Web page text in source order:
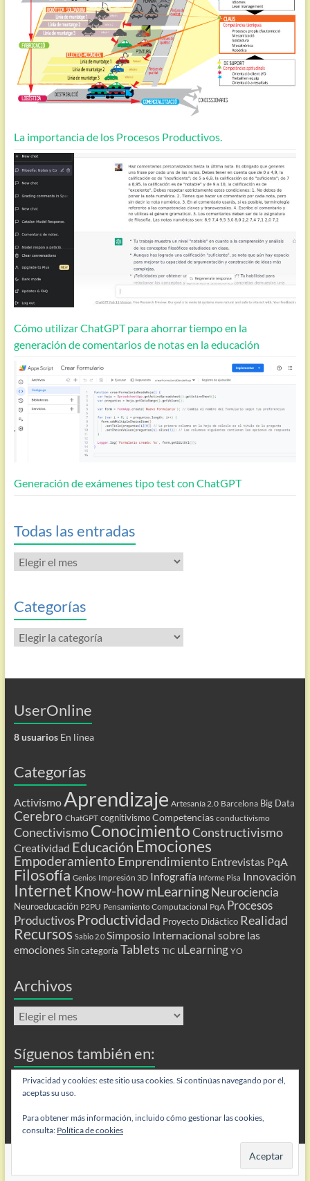
La importancia de los Procesos Productivos.
Cómo utilizar ChatGPT para ahorrar tiempo en la
generación de comentarios de notas en la educación
Generación de exámenes tipo test con ChatGPT
Todas las entradas
Todas
las
Categorías
Categorías
UserOnline
8 usuariosEn línea
Categorías
Activismo Aprendizaje Artesanía 2.0 Barcelona Big Data
Cerebro ChatGPT cognitivismo Competencias conductivismo
ConectivismoConocimientoConstructivismo
Creatividad Educación Emociones
Empoderamiento Emprendimiento Entrevistas PqA
Filosofía Genios Impresión 3D Infografía Informe Pisa Innovación
Internet Know-howmLearning Neurociencia
Neuroeducación P2PU Pensamiento Computacional PqA Procesos
Productivos Productividad Proyecto Didáctico Realidad
Recursos Sabio 2.0 Simposio Internacional sobre las
emociones Sin categoría Tablets TIC uLearning YO
Archivos
Archivos
Síguenos también en:
Flip
. Todos los derechos reservados.
WordPress.
Privacidad y cookies: este sitio usa cookies. Si continúas navegando por él,
aceptas su uso.
Para obtener más información, incluido cómo gestionar las cookies,
consulta: Política de cookies